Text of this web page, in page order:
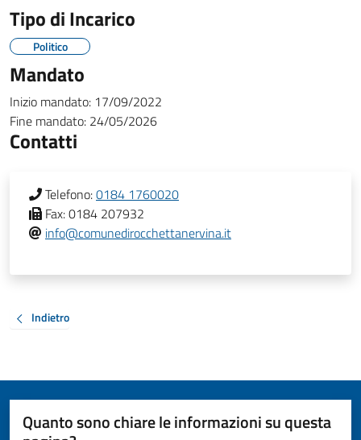
Tipo di Incarico
Politico
Mandato
Inizio mandato: 17/09/2022
Fine mandato: 24/05/2026
Contatti
Telefono:0184 1760020
Fax:0184 207932
info@comunedirocchettanervina.it
Indietro
Quanto sono chiare le informazioni su questa